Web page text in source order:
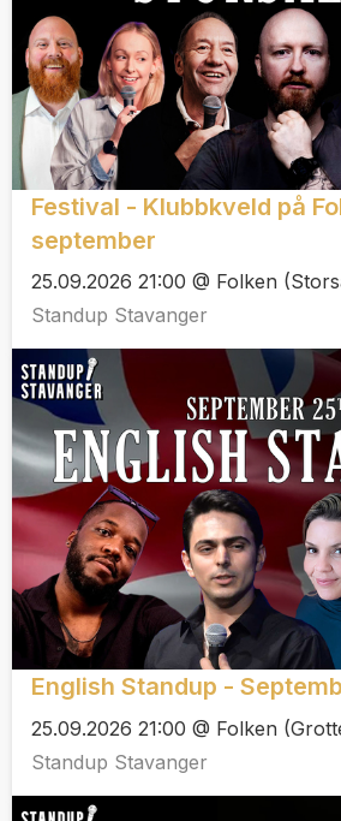
Festival - Klubbkveld på
september
25.09.2026 21:00 @ Folken
Standup Stavanger
English Standup -
25.09.2026 21:00 @ Folken
Standup Stavanger